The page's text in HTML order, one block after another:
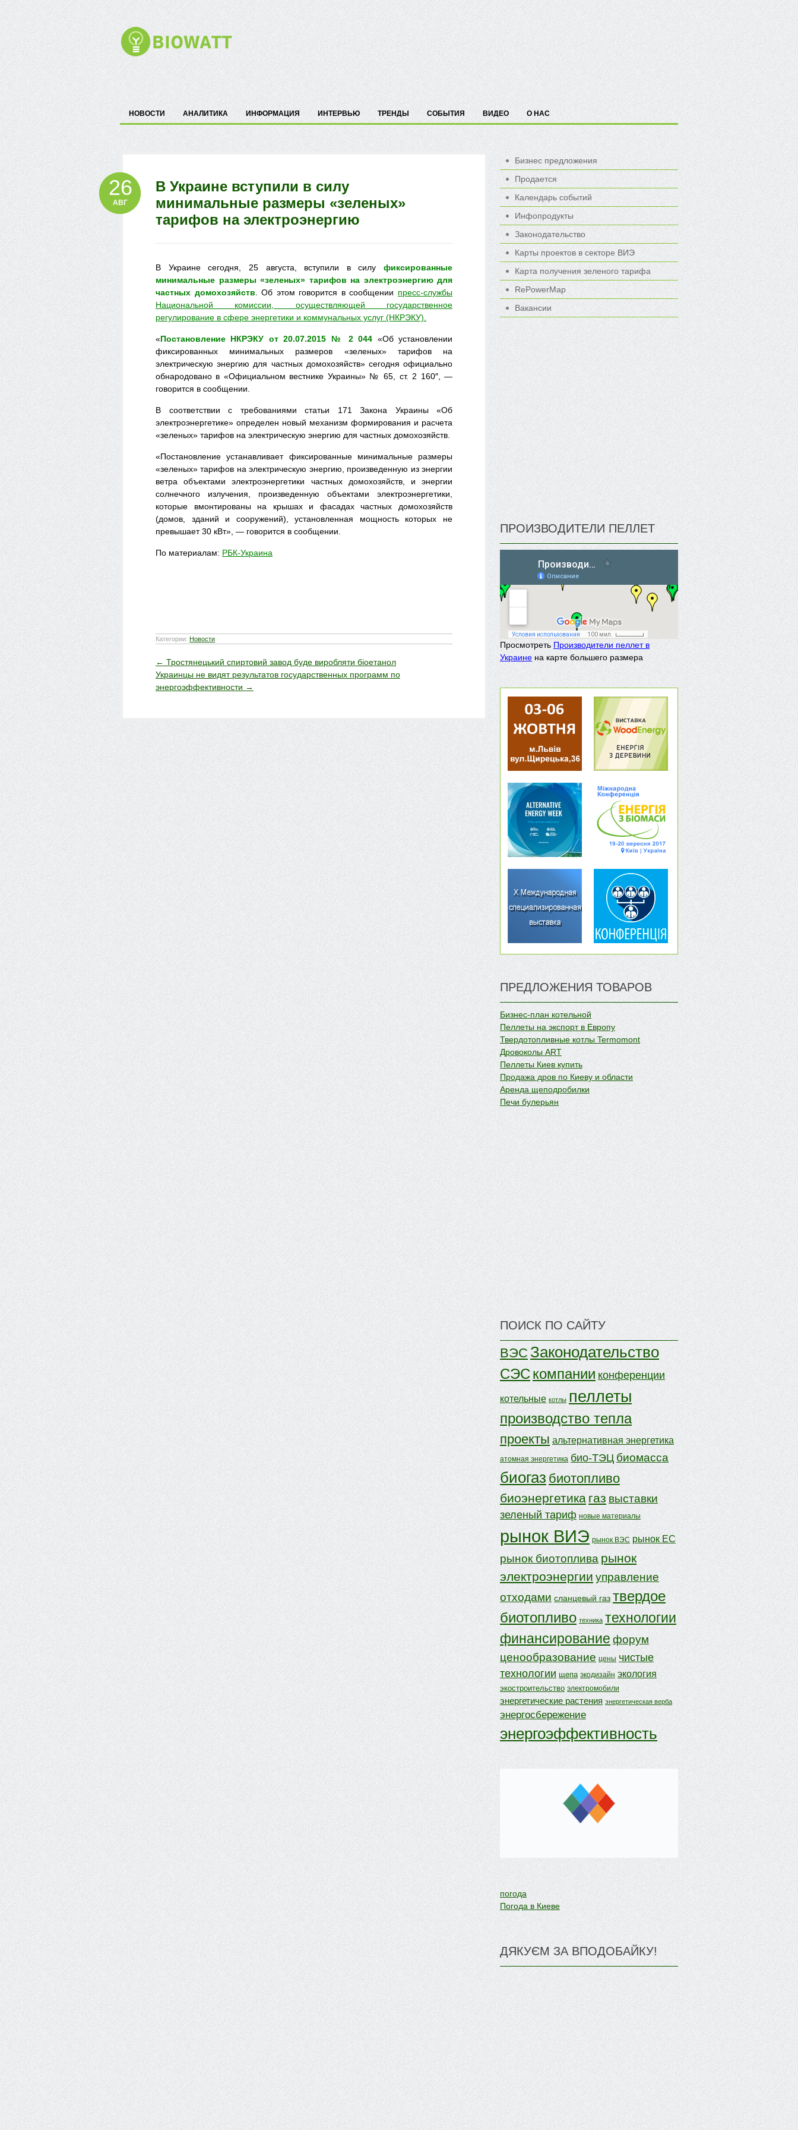
НОВОСТИ АНАЛИТИКА ИНФОРМАЦИЯ ИНТЕРВЬЮ ТРЕНДЫ СОБЫТИЯ ВИДЕО О НАС
В Украине вступили в силу
минимальные размеры «зеленых»
тарифов на электроэнергию
26
АВГ
В Украине сегодня, 25 августа, вступили в силу фиксированные
минимальные размеры «зеленых» тарифов на электроэнергию для
частных домохозяйств . Об этом говорится в сообщении пресс-службы
Национальной комиссии, осуществляющей государственное
регулирование в сфере энергетики и коммунальных услуг (НКРЭКУ)
«Постановление НКРЭКУ от 20.07.2015 № 2 044 «Об установлении
фиксированных минимальных размеров «зеленых» тарифов на
электрическую энергию для частных домохозяйств» сегодня официально
обнародовано в «Официальном вестнике Украины» № 65, ст. 2 160″, —
говорится в сообщении.
В соответствии с требованиями статьи 171 Закона Украины «Об
электроэнергетике» определен новый механизм формирования и расчета
«зеленых» тарифов на электрическую энергию для частных домохозяйств.
«Постановление устанавливает фиксированные минимальные размеры
«зеленых» тарифов на электрическую энергию, произведенную из энергии
ветра объектами электроэнергетики частных домохозяйств, и энергии
солнечного излучения, произведенную объектами электроэнергетики,
которые вмонтированы на крышах и фасадах частных домохозяйств
(домов, зданий и сооружений), установленная мощность которых не
превышает 30 кВт», — говорится в сообщении.
По материалам: РБК-Украина
Категории: Новости
← Тростянецький спиртовий завод буде виробляти біоетанол
Украинцы не видят результатов государственных программ по
энергоэффективности →
Бизнес предложения
Продается
Календарь событий
Инфопродукты
Законодательство
Карты проектов в секторе ВИЭ
Карта получения зеленого тарифа
RePowerMap
Вакансии
ПРОИЗВОДИТЕЛИ ПЕЛЛЕТ
ПросмотретьПроизводители пеллет в
Украине на карте большего размера
ПРЕДЛОЖЕНИЯ ТОВАРОВ
Бизнес-план котельной
Пеллеты на экспорт в Европу
Твердотопливные котлы Termomont
Дровоколы ART
Пеллеты Киев купить
Продажа дров по Киеву и области
Аренда щеподробилки
Печи булерьян
ПОИСК ПО САЙТУ
ВЭС Законодательство
СЭСкомпании конференции
котельные котлы пеллеты
производство тепла
проекты альтернативная энергетика
атомная энергетика био-ТЭЦ биомасса
биогазбиотопливо
биоэнергетика газвыставки
зеленый тариф новые материалы
рынок ВИЭ рынок ВЭС рынок ЕС
рынок биотопливарынок
электроэнергии управление
отходами сланцевый газ твердое
биотопливо техника технологии
финансированиефорум
ценообразование цены чистые
технологии щепа экодизайн экология
экостроительство электромобили
энергетические растения энергетическая верба
энергосбережение
энергоэффективность
погода
Погода в Киеве
ДЯКУЄМ ЗА ВПОДОБАЙКУ!